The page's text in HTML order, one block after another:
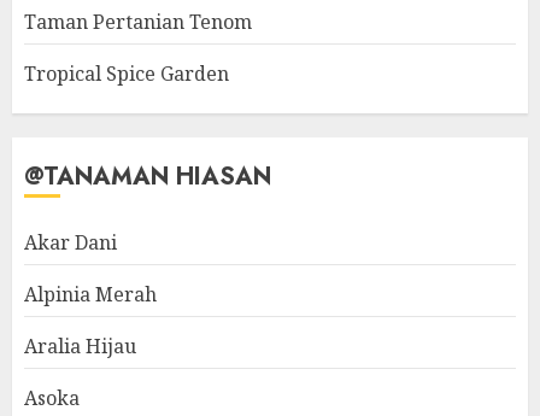
Taman Pertanian Tenom
Tropical Spice Garden
@TANAMAN HIASAN
Akar Dani
Alpinia Merah
Aralia Hijau
Asoka